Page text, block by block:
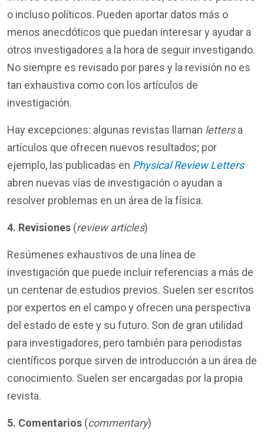
o incluso políticos. Pueden aportar datos más o
menos anecdóticos que puedan interesar y ayudar a
otros investigadores a la hora de seguir investigando.
No siempre es revisado por pares y la revisión no es
tan exhaustiva como con los artículos de
investigación.
Hay excepciones: algunas revistas llaman lettersa
artículos que ofrecen nuevos resultados; por
ejemplo, las publicadas en Physical Review Letters
abren nuevas vías de investigación o ayudan a
resolver problemas en un área de la física.
4. Revisiones (review articles)
Resúmenes exhaustivos de una línea de
investigación que puede incluir referencias a más de
un centenar de estudios previos. Suelen ser escritos
por expertos en el campo y ofrecen una perspectiva
del estado de este y su futuro. Son de gran utilidad
para investigadores, pero también para periodistas
científicos porque sirven de introducción a un área de
conocimiento. Suelen ser encargadas por la propia
revista.
5. Comentarios (commentary)